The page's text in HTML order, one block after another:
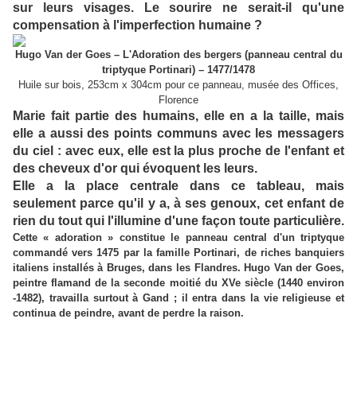
sur leurs visages. Le sourire ne serait-il qu'une
compensation à l'imperfection humaine ?
Hugo Van der Goes – L'Adoration des bergers (panneau central du
triptyque Portinari) – 1477/1478
Huile sur bois, 253cm x 304cm pour ce panneau, musée des Offices,
Florence
Marie fait partie des humains, elle en a la taille, mais
elle a aussi des points communs avec les messagers
du ciel : avec eux, elle est la plus proche de l'enfant et
des cheveux d'or qui évoquent les leurs.
Elle a la place centrale dans ce tableau, mais
seulement parce qu'il y a, à ses genoux, cet enfant de
rien du tout qui l'illumine d'une façon toute particulière.
Cette « adoration » constitue le panneau central d'un triptyque
commandé vers 1475 par la famille Portinari, de riches banquiers
italiens installés à Bruges, dans les Flandres. Hugo Van der Goes,
peintre flamand de la seconde moitié du XVe siècle (1440 environ
-1482), travailla surtout à Gand ; il entra dans la vie religieuse et
continua de peindre, avant de perdre la raison.